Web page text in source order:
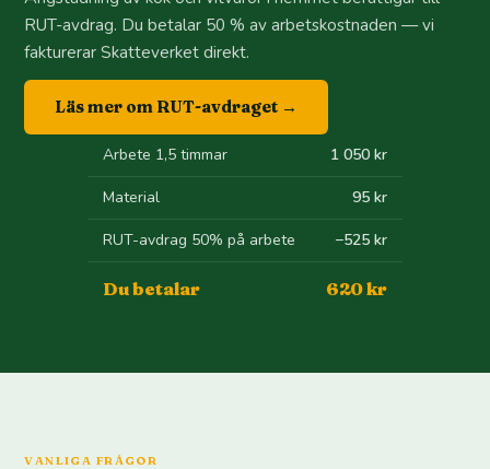
RUT-avdrag. Du betalar 50 % av arbetskostnaden — vi
fakturerar Skatteverket direkt.
Läs mer om RUT-avdraget →
Arbete 1,5 timmar 1 050 kr
Material 95 kr
RUT-avdrag 50% på arbete −525 kr
Du betalar 620 kr
VANLIGA FRÅGOR